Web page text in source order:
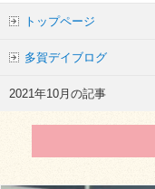
トップページ
多賀デイブログ
2021年10月の記事